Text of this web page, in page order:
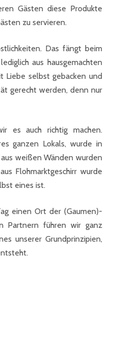
Gästen diese Produkte
zu servieren.
Das fängt beim
aus hausgemachten
Liebe selbst gebacken und
gerecht werden, denn nur
es auch richtig machen.
ganzen Lokals, wurde in
weißen Wänden wurden
Flohmarktgeschirr wurde
eines ist.
einen Ort der (Gaumen)-
Partnern führen wir ganz
unserer Grundprinzipien,